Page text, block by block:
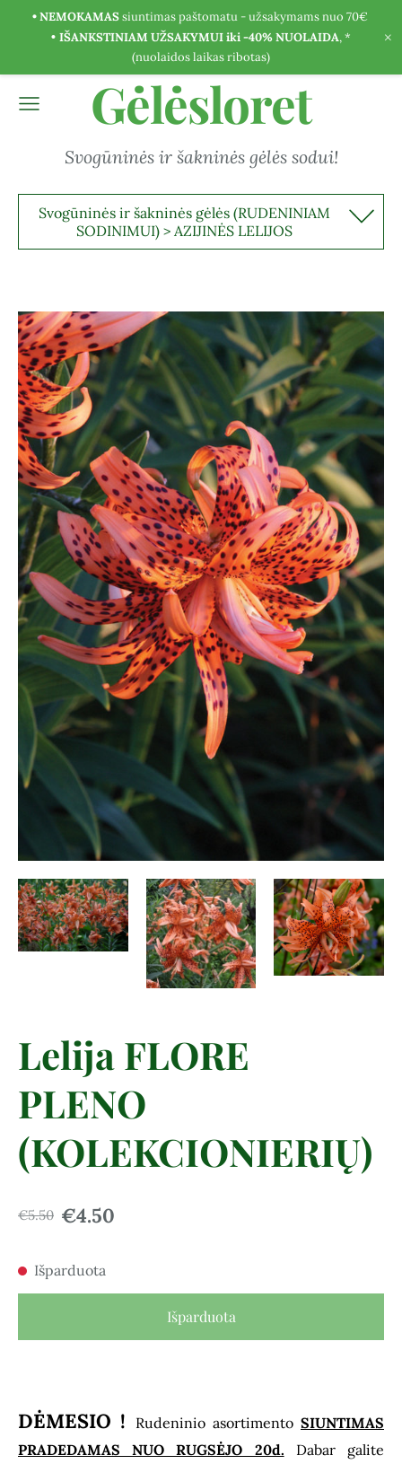
• NEMOKAMASsiuntimas paštomatu - užsakymams nuo 70€
• IŠANKSTINIAM UŽSAKYMUI iki -40% NUOLAIDA, *
(nuolaidos laikas ribotas)
×
Gėlėsloret
Svogūninės ir šakninės gėlės sodui!
Svogūninės ir šakninės gėlės (RUDENINIAM
SODINIMUI) > AZIJINĖS LELIJOS
Lelija FLORE
PLENO
(KOLEKCIONIERIŲ)
€5.50 €4.50
Išparduota
Išparduota
DĖMESIO ! Rudeninio asortimento SIUNTIMAS
PRADEDAMAS NUO RUGSĖJO 20d. Dabar galite